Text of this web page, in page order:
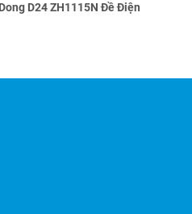
D24 ZH1115N Đề Điện